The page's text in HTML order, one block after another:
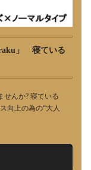
」 寝ている
せんか? 寝ている
向上の為の“大人